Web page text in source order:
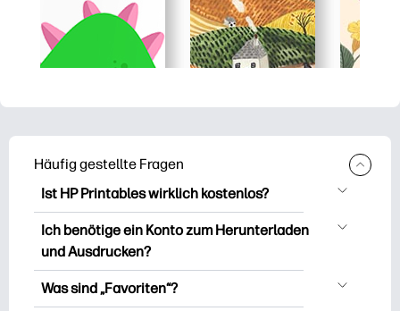
Häufig gestellte Fragen
Ist HP Printables wirklich kostenlos?
HP Printables bietet über 2.500
kostenlose Vorlagen zum Herunterladen
Vorlagen, unterhaltsame Arbeitsblätter
Ich benötige ein Konto zum Herunterladen
und Ausdrucken?
Sie können es erkunden und drucken,
Was sind „Favoriten“?